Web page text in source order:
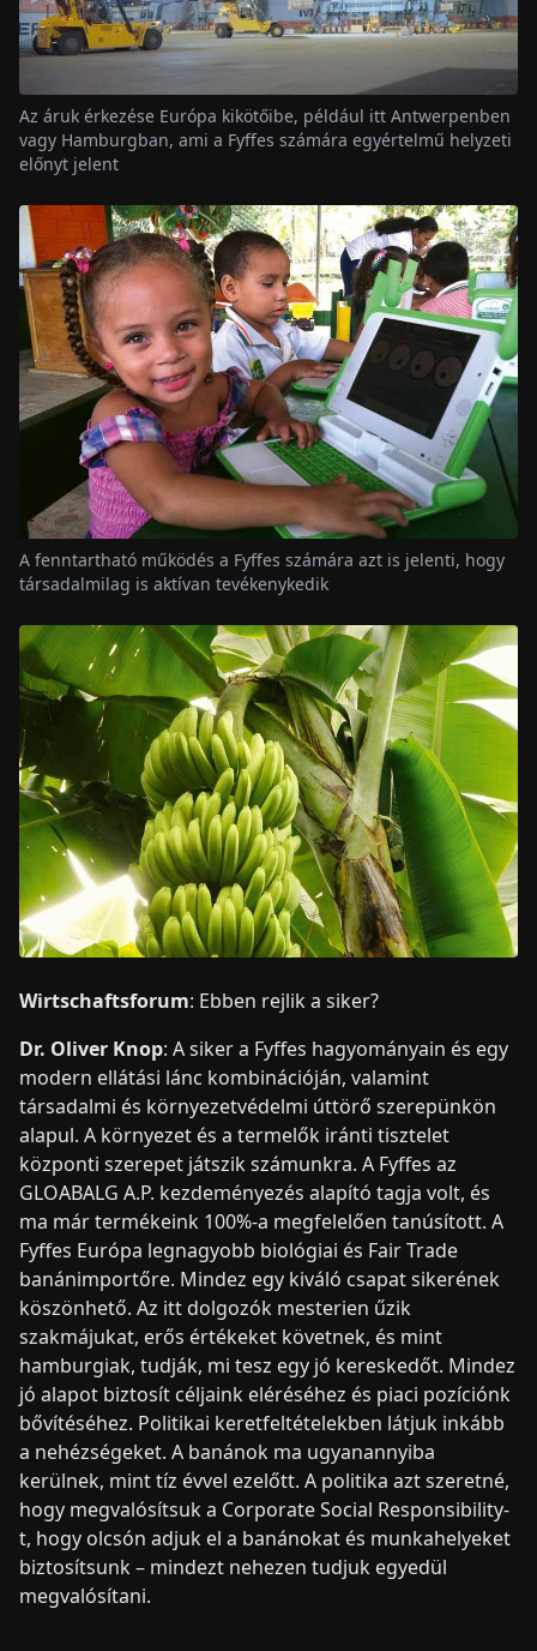
Az áruk érkezése Európa kikötőibe, például itt Antwerpenben
vagy Hamburgban, ami a Fyffes számára egyértelmű helyzeti
előnyt jelent
A fenntartható működés a Fyffes számára azt is jelenti, hogy
társadalmilag is aktívan tevékenykedik
Wirtschaftsforum: Ebben rejlik a siker?
Dr. Oliver Knop: A siker a Fyffes hagyományain és egy
modern ellátási lánc kombinációján, valamint
társadalmi és környezetvédelmi úttörő szerepünkön
alapul. A környezet és a termelők iránti tisztelet
központi szerepet játszik számunkra. A Fyffes az
GLOABALG A.P. kezdeményezés alapító tagja volt, és
ma már termékeink 100%-a megfelelően tanúsított. A
Fyffes Európa legnagyobb biológiai és Fair Trade
banánimportőre. Mindez egy kiváló csapat sikerének
köszönhető. Az itt dolgozók mesterien űzik
szakmájukat, erős értékeket követnek, és mint
hamburgiak, tudják, mi tesz egy jó kereskedőt. Mindez
jó alapot biztosít céljaink eléréséhez és piaci pozíciónk
bővítéséhez. Politikai keretfeltételekben látjuk inkább
a nehézségeket. A banánok ma ugyanannyiba
kerülnek, mint tíz évvel ezelőtt. A politika azt szeretné,
hogy megvalósítsuk a Corporate Social Responsibility-
t, hogy olcsón adjuk el a banánokat és munkahelyeket
biztosítsunk – mindezt nehezen tudjuk egyedül
megvalósítani.